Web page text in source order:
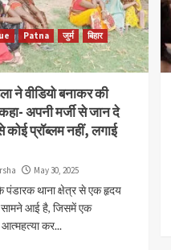
Patna जुर्म
बिहार
ने वीडियो बनाकर की
अपनी मर्जी से जान दे
कोई प्रॉब्लम नहीं, लगाई
May 30, 2025
थाना क्षेत्र से एक हृदय
सामने आई है, जिसमें एक
आत्महत्या कर...
Read More